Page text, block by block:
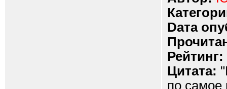
Dата
Рейтинг:
Цитата:
по самое